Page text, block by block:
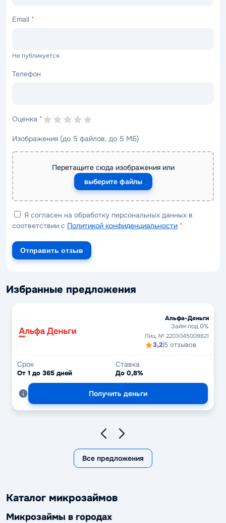
Email *
Не публикуется.
Телефон
Оценка *
Изображения (до 5 файлов, до 5 МБ)
Перетащите сюда изображения или
выберите файлы
Я согласен на обработку персональных данных в
соответствии с Политикой конфиденциальности *
Отправить отзыв
Избранные предложения
Альфа-Деньги
Займ под 0%
Лиц. № 2203045009821
3,2|5 отзывов
Срок
От 1 до 365 дней
Ставка
До 0,8%
Получить деньги
Все предложения
Каталог микрозаймов
Микрозаймы в городах